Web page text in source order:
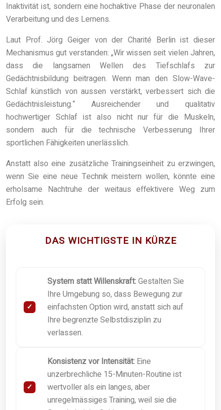
Inaktivität ist, sondern eine hochaktive Phase der neuronalen
Verarbeitung und des Lernens.
Laut Prof. Jörg Geiger von der Charité Berlin ist dieser
Mechanismus gut verstanden: „Wir wissen seit vielen Jahren,
dass die langsamen Wellen des Tiefschlafs zur
Gedächtnisbildung beitragen. Wenn man den Slow-Wave-
Schlaf künstlich von aussen verstärkt, verbessert sich die
Gedächtnisleistung.“ Ausreichender und qualitativ
hochwertiger Schlaf ist also nicht nur für die Muskeln,
sondern auch für die technische Verbesserung Ihrer
sportlichen Fähigkeiten unerlässlich.
Anstatt also eine zusätzliche Trainingseinheit zu erzwingen,
wenn Sie eine neue Technik meistern wollen, könnte eine
erholsame Nachtruhe der weitaus effektivere Weg zum
Erfolg sein.
DAS WICHTIGSTE IN KÜRZE
System statt Willenskraft:Gestalten Sie
Ihre Umgebung so, dass Bewegung zur
einfachsten Option wird, anstatt sich auf
Ihre begrenzte Selbstdisziplin zu
verlassen.
Konsistenz vor Intensität: Eine
unzerbrechliche 15-Minuten-Routine ist
wertvoller als ein langes, aber
unregelmässiges Training, weil sie die